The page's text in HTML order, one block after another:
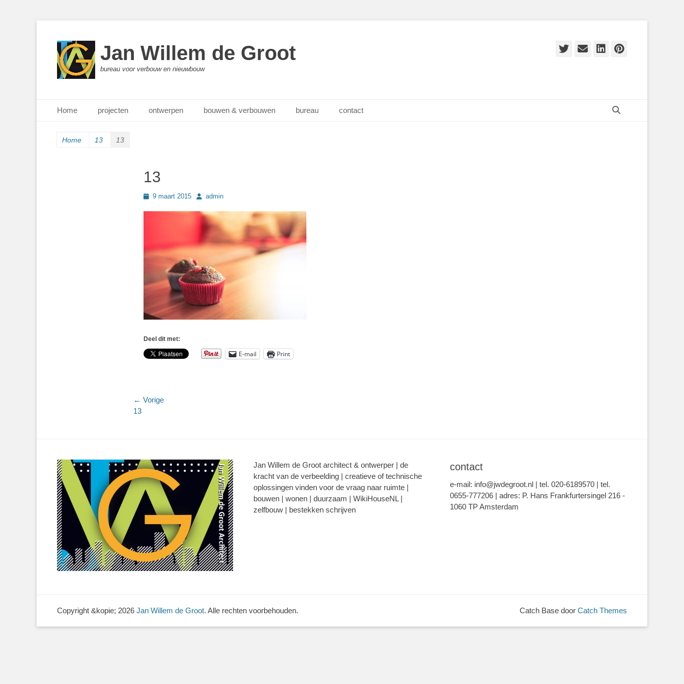
Jan Willem de Groot
bureau voor verbouw en nieuwbouw
Twitter
E-
LinkedIn
Primair menu
naar
inhoud
Home projecten ontwerpen bouwen & verbouwen bureau contact
Home 13 13
13
Geplaatst
9 maart 2015 Authoradmin
Deel dit met:
E-mail Print
Bericht
navigatie
← Vorige
Vorig
13
Jan Willem de Groot architect & ontwerper | de
kracht van de verbeelding | creatieve of technische
oplossingen vinden voor de vraag naar ruimte |
bouwen | wonen | duurzaam | WikiHouseNL |
zelfbouw | bestekken schrijven
contact
e-mail: info@jwdegroot.nl | tel. 020-6189570 | tel.
0655-777206 | adres: P. Hans Frankfurtersingel 216 -
1060 TP Amsterdam
Copyright &kopie; 2026 Jan Willem de Groot. Alle rechten voorbehouden. Catch Base door Catch Themes